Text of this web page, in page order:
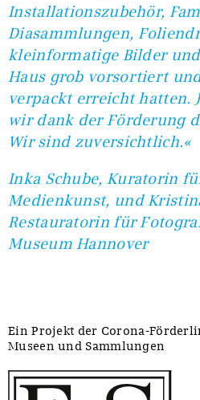
Installationszubehör,
Diasammlungen,
kleinformatige Bilder
Haus grob vorsortiert
verpackt erreicht hatten.
wir dank der Förderung
Wir sind zuversichtlich.«
Inka Schube, Kuratorin
Medienkunst, und
Restauratorin für
Museum Hannover
Ein Projekt der Corona-
Museen und Sammlungen